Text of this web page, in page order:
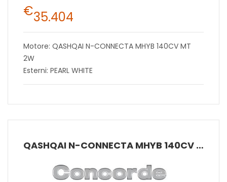
€35.404
Motore: QASHQAI N-CONNECTA MHYB 140CV MT
2W
Esterni: PEARL WHITE
QASHQAI N-CONNECTA MHYB 140CV MT 2W